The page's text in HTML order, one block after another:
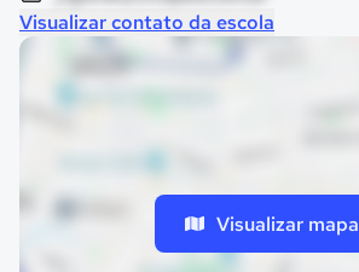
Visualizar contato da escola
Visualizar mapa